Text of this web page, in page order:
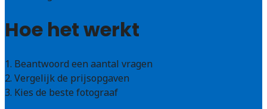
Hoe het werkt
1. Beantwoord een aantal vragen
2. Vergelijk de prijsopgaven
3. Kies de beste fotograaf